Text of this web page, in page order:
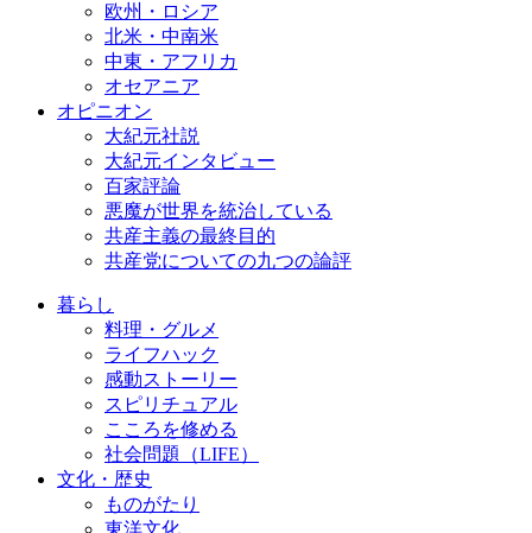
欧州・ロシア
北米・中南米
中東・アフリカ
オセアニア
オピニオン
大紀元社説
大紀元インタビュー
百家評論
悪魔が世界を統治している
共産主義の最終目的
共産党についての九つの論評
暮らし
料理・グルメ
ライフハック
感動ストーリー
スピリチュアル
こころを修める
社会問題（LIFE）
文化・歴史
ものがたり